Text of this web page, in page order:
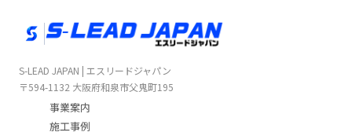
S-LEAD JAPAN | エスリードジャパン
〒594-1132 大阪府和泉市父鬼町195
事業案内
施工事例